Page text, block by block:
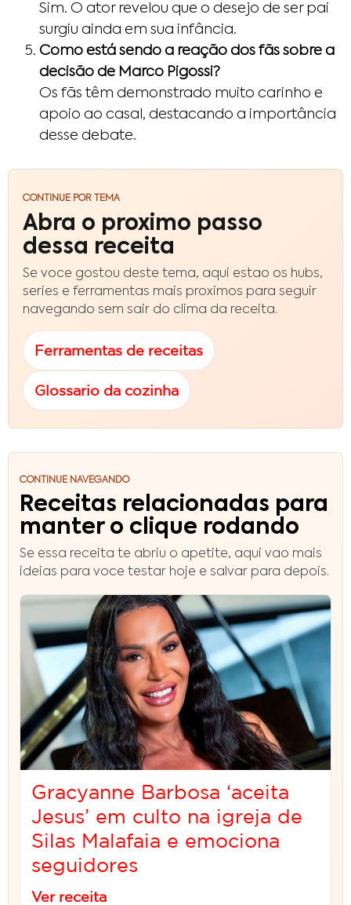
Sim. O ator revelou que o desejo de ser pai
surgiu ainda em sua infância.
Como está sendo a reação dos fãs sobre a
decisão de Marco Pigossi?
Os fãs têm demonstrado muito carinho e
apoio ao casal, destacando a importância
desse debate.
CONTINUE POR TEMA
Abra o proximo passo
dessa receita
Se voce gostou deste tema, aqui estao os hubs,
series e ferramentas mais proximos para seguir
navegando sem sair do clima da receita.
Ferramentas de receitas
Glossario da cozinha
CONTINUE NAVEGANDO
Receitas relacionadas para
manter o clique rodando
Se essa receita te abriu o apetite, aqui vao mais
ideias para voce testar hoje e salvar para depois.
Gracyanne Barbosa ‘aceita
Jesus’ em culto na igreja de
Silas Malafaia e emociona
seguidores
Ver receita